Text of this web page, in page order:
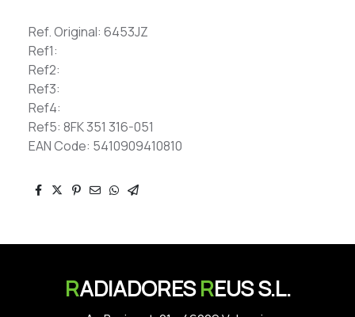
Ref. Original: 6453JZ
Ref1:
Ref2:
Ref3:
Ref4:
Ref5: 8FK 351 316-051
EAN Code: 5410909410810
RADIADORESREUS S.L.